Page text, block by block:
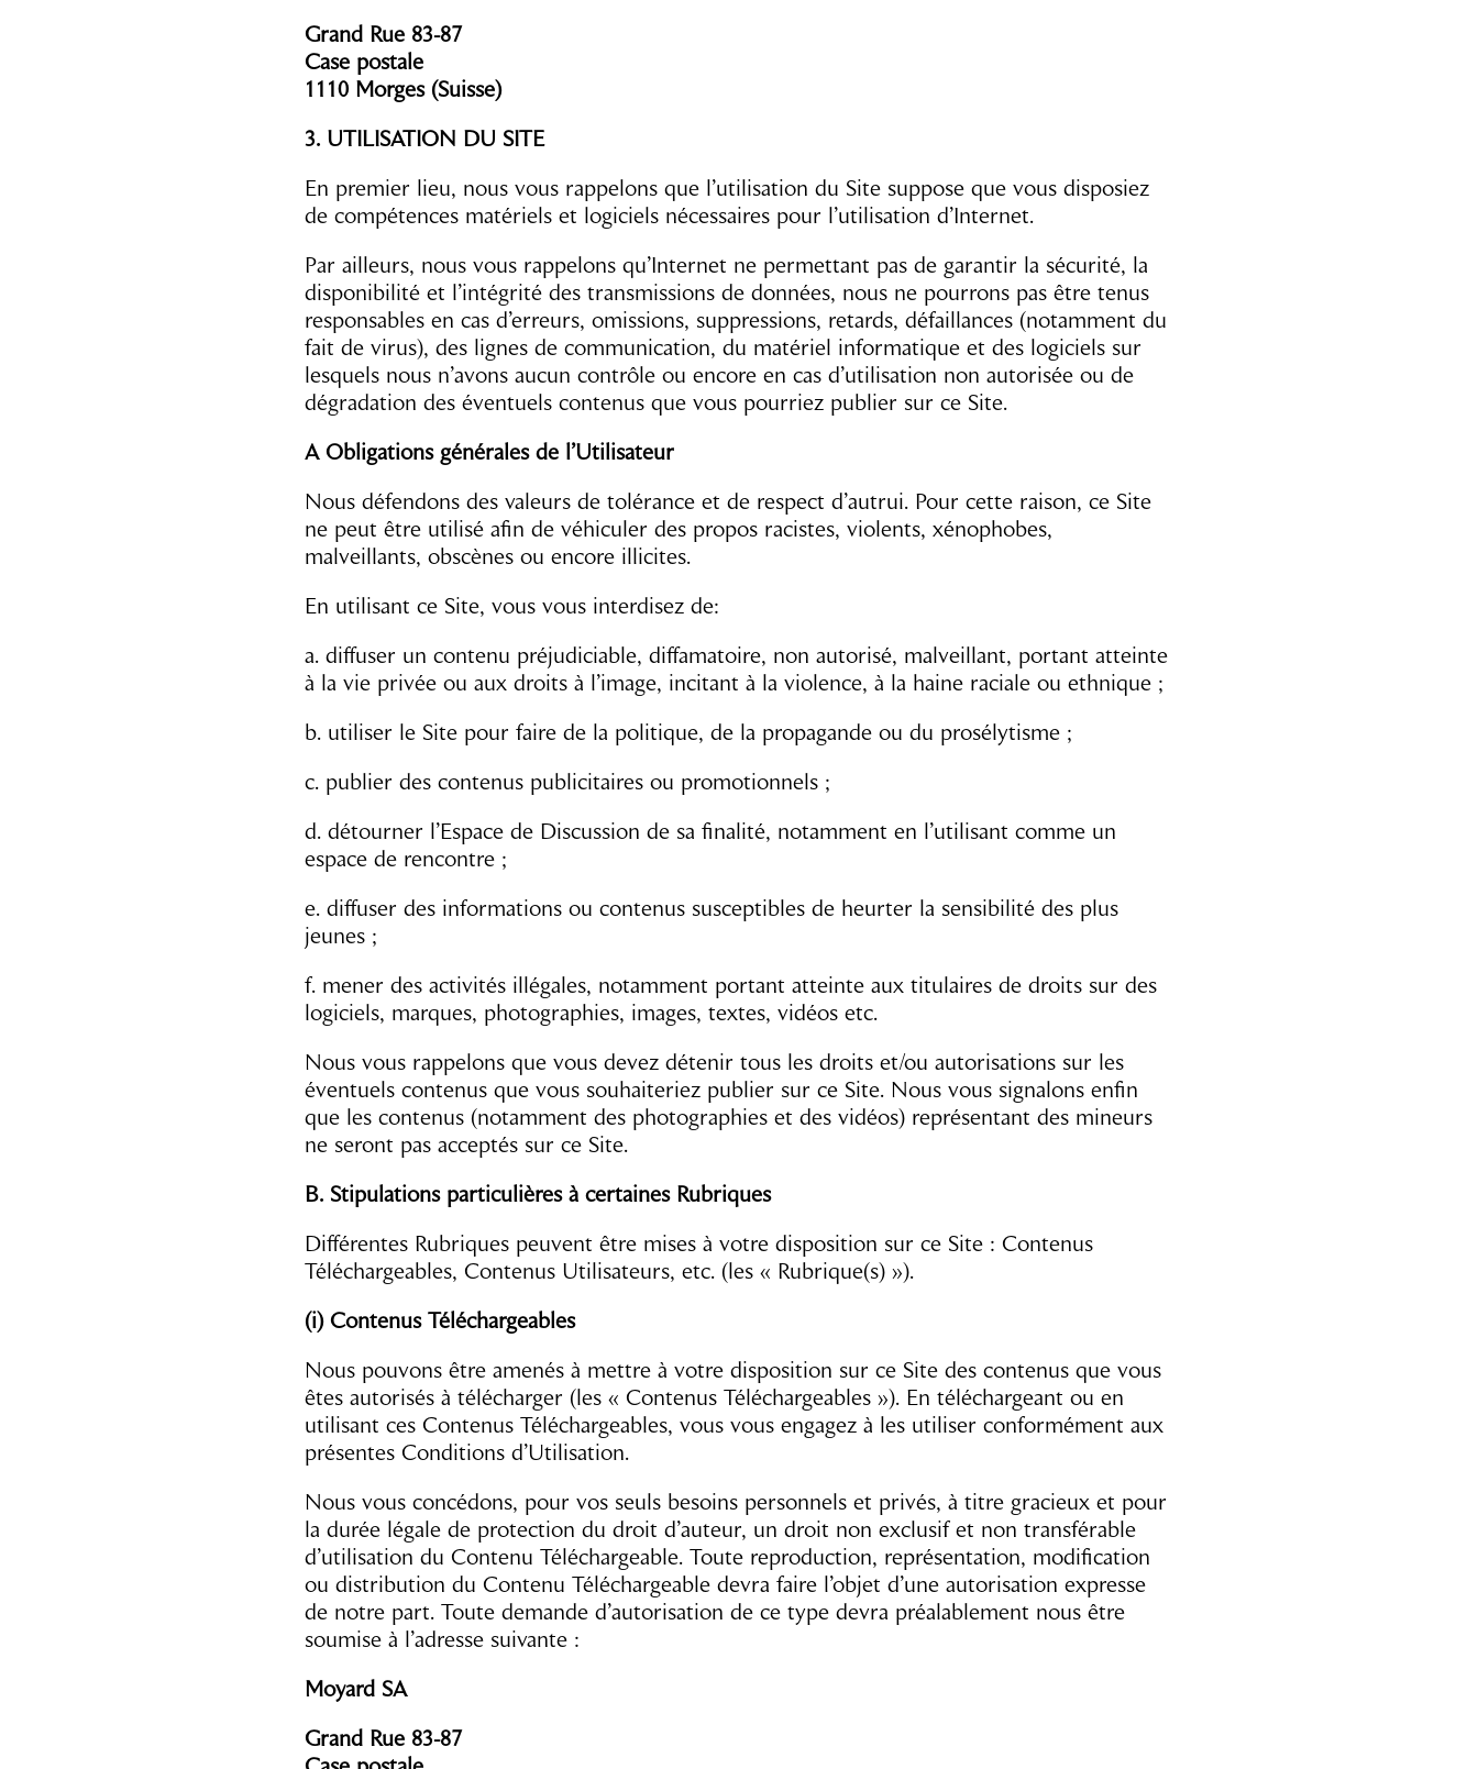
Grand Rue 83-87
Case postale
1110 Morges (Suisse)
3. UTILISATION DU SITE
En premier lieu, nous vous rappelons que l’utilisation du Site suppose que vous disposiez
de compétences matériels et logiciels nécessaires pour l’utilisation d’Internet.
Par ailleurs, nous vous rappelons qu’Internet ne permettant pas de garantir la sécurité, la
disponibilité et l’intégrité des transmissions de données, nous ne pourrons pas être tenus
responsables en cas d’erreurs, omissions, suppressions, retards, défaillances (notamment du
fait de virus), des lignes de communication, du matériel informatique et des logiciels sur
lesquels nous n’avons aucun contrôle ou encore en cas d’utilisation non autorisée ou de
dégradation des éventuels contenus que vous pourriez publier sur ce Site.
A Obligations générales de l’Utilisateur
Nous défendons des valeurs de tolérance et de respect d’autrui. Pour cette raison, ce Site
ne peut être utilisé afin de véhiculer des propos racistes, violents, xénophobes,
malveillants, obscènes ou encore illicites.
En utilisant ce Site, vous vous interdisez de:
a. diffuser un contenu préjudiciable, diffamatoire, non autorisé, malveillant, portant atteinte
à la vie privée ou aux droits à l’image, incitant à la violence, à la haine raciale ou ethnique ;
b. utiliser le Site pour faire de la politique, de la propagande ou du prosélytisme ;
c. publier des contenus publicitaires ou promotionnels ;
d. détourner l’Espace de Discussion de sa finalité, notamment en l’utilisant comme un
espace de rencontre ;
e. diffuser des informations ou contenus susceptibles de heurter la sensibilité des plus
jeunes ;
f. mener des activités illégales, notamment portant atteinte aux titulaires de droits sur des
logiciels, marques, photographies, images, textes, vidéos etc.
Nous vous rappelons que vous devez détenir tous les droits et/ou autorisations sur les
éventuels contenus que vous souhaiteriez publier sur ce Site. Nous vous signalons enfin
que les contenus (notamment des photographies et des vidéos) représentant des mineurs
ne seront pas acceptés sur ce Site.
B. Stipulations particulières à certaines Rubriques
Différentes Rubriques peuvent être mises à votre disposition sur ce Site : Contenus
Téléchargeables, Contenus Utilisateurs, etc. (les « Rubrique(s) »).
(i) Contenus Téléchargeables
Nous pouvons être amenés à mettre à votre disposition sur ce Site des contenus que vous
êtes autorisés à télécharger (les « Contenus Téléchargeables »). En téléchargeant ou en
utilisant ces Contenus Téléchargeables, vous vous engagez à les utiliser conformément aux
présentes Conditions d’Utilisation.
Nous vous concédons, pour vos seuls besoins personnels et privés, à titre gracieux et pour
la durée légale de protection du droit d’auteur, un droit non exclusif et non transférable
d’utilisation du Contenu Téléchargeable. Toute reproduction, représentation, modification
ou distribution du Contenu Téléchargeable devra faire l’objet d’une autorisation expresse
de notre part. Toute demande d’autorisation de ce type devra préalablement nous être
soumise à l’adresse suivante :
Moyard SA
Grand Rue 83-87